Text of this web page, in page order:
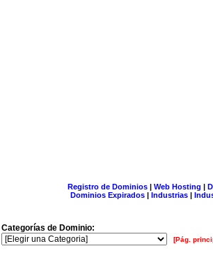
Registro de Dominios| Web Hosting |
Dominios Expirados | Industrias |
Categorías de Dominio:
[Pág.